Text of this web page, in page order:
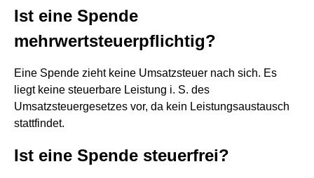
Ist eine Spende
mehrwertsteuerpflichtig?
Eine Spende zieht keine Umsatzsteuer nach sich. Es
liegt keine steuerbare Leistung i. S. des
Umsatzsteuergesetzes vor, da kein Leistungsaustausch
stattfindet.
Ist eine Spende steuerfrei?